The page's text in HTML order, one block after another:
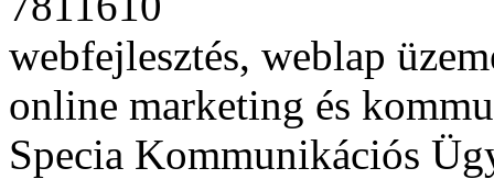
webfejlesztés, weblap
online marketing és
Specia Kommunikációs